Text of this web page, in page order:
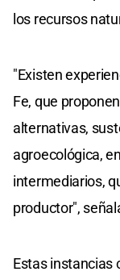
los recursos
"Existen
Fe, que
alternativas,
agroecológica,
intermediarios,
productor",
Estas instancias